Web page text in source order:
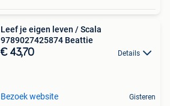
Leef je eigen leven / Scala
9789027425874 Beattie
€ 43,70 Details
Bezoek website Gisteren